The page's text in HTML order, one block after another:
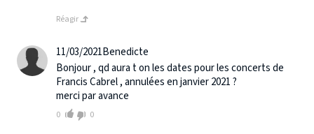
Réagir
11/03/2021Benedicte
Bonjour , qd aura t on les dates pour les concerts de
Francis Cabrel , annulées en janvier 2021 ?
merci par avance
0 0